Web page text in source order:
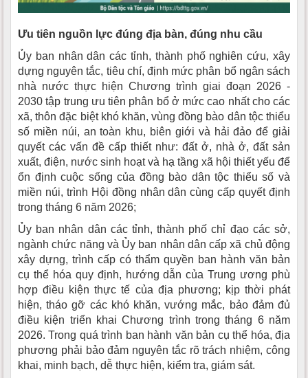
Ưu tiên nguồn lực đúng địa bàn, đúng nhu cầu
Ủy ban nhân dân các tỉnh, thành phố nghiên cứu, xây
dựng nguyên tắc, tiêu chí, định mức phân bổ ngân sách
nhà nước thực hiện Chương trình giai đoạn 2026 -
2030 tập trung ưu tiên phân bổ ở mức cao nhất cho các
xã, thôn đặc biệt khó khăn, vùng đồng bào dân tộc thiểu
số miền núi, an toàn khu, biên giới và hải đảo để giải
quyết các vấn đề cấp thiết như: đất ở, nhà ở, đất sản
xuất, điện, nước sinh hoạt và hạ tầng xã hội thiết yếu để
ổn định cuộc sống của đồng bào dân tộc thiểu số và
miền núi, trình Hội đồng nhân dân cùng cấp quyết định
trong tháng 6 năm 2026;
Ủy ban nhân dân các tỉnh, thành phố chỉ đạo các sở,
ngành chức năng và Ủy ban nhân dân cấp xã chủ động
xây dựng, trình cấp có thẩm quyền ban hành văn bản
cụ thể hóa quy định, hướng dẫn của Trung ương phù
hợp điều kiện thực tế của địa phương; kịp thời phát
hiện, tháo gỡ các khó khăn, vướng mắc, bảo đảm đủ
điều kiện triển khai Chương trình trong tháng 6 năm
2026. Trong quá trình ban hành văn bản cụ thể hóa, địa
phương phải bảo đảm nguyên tắc rõ trách nhiệm, công
khai, minh bạch, dễ thực hiện, kiểm tra, giám sát.